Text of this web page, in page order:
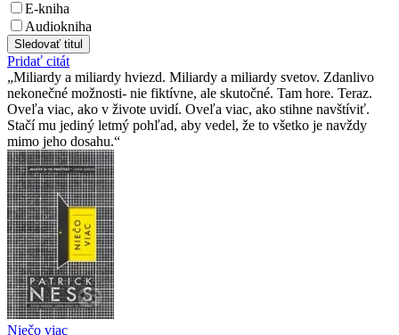
E-kniha
Audiokniha
Sledovať titul
Pridať citát
Miliardy a miliardy hviezd. Miliardy a miliardy svetov. Zdanlivo
nekonečné možnosti- nie fiktívne, ale skutočné. Tam hore. Teraz.
Oveľa viac, ako v živote uvidí. Oveľa viac, ako stihne navštíviť.
Stačí mu jediný letmý pohľad, aby vedel, že to všetko je navždy
mimo jeho dosahu.
Niečo viac